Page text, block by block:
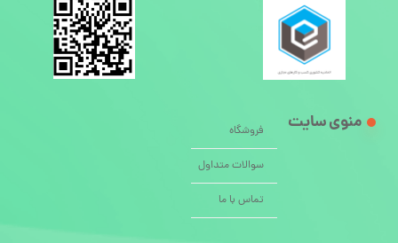
فروشگاه
سوالات متداول
تماس با ما
منوی سایت